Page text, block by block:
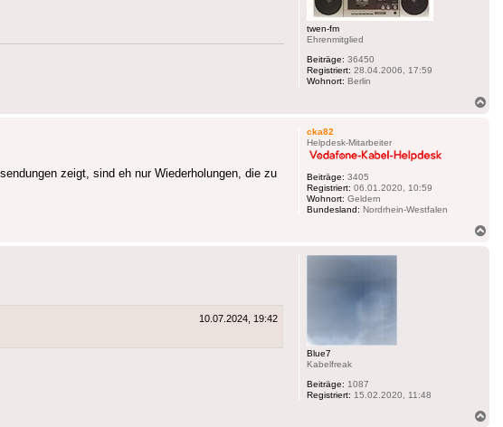
twen-fm
Ehrenmitglied
Beiträge: 36450
Registriert: 28.04.2006, 17:59
Wohnort: Berlin
cka82
Helpdesk-Mitarbeiter
Beiträge: 3405
Registriert: 06.01.2020, 10:59
Wohnort: Geldern
Bundesland: Nordrhein-Westfalen
zeigt, sind eh nur Wiederholungen, die zu
Blue7
Kabelfreak
Beiträge: 1087
Registriert: 15.02.2020, 11:48
10.07.2024, 19:42